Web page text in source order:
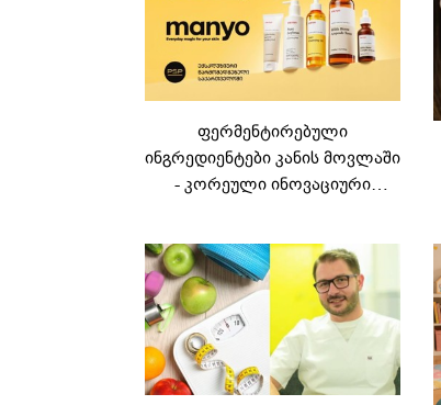
ფერმენტირებული
ინგრედიენტები კანის მოვლაში
- კორეული ინოვაციური